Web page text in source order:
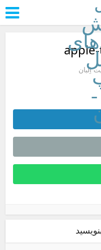
اِلبان